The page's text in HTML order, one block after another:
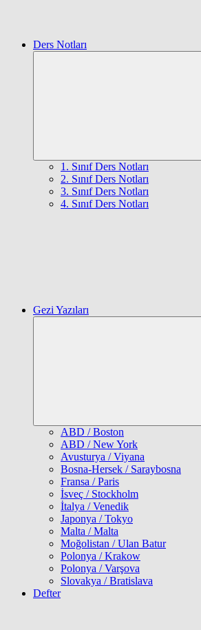
Ders Notları
1. Sınıf Ders Notları
2. Sınıf Ders Notları
3. Sınıf Ders Notları
4. Sınıf Ders Notları
Gezi Yazıları
ABD / Boston
ABD / New York
Avusturya / Viyana
Bosna-Hersek / Saraybosna
Fransa / Paris
İsveç / Stockholm
İtalya / Venedik
Japonya / Tokyo
Malta / Malta
Moğolistan / Ulan Batur
Polonya / Krakow
Polonya / Varşova
Slovakya / Bratislava
Defter